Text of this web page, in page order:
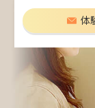
体